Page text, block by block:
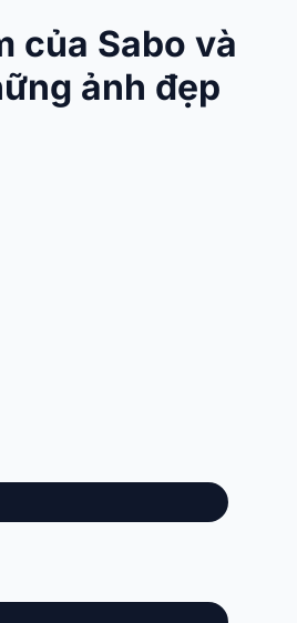
của Sabo và
ảnh đẹp